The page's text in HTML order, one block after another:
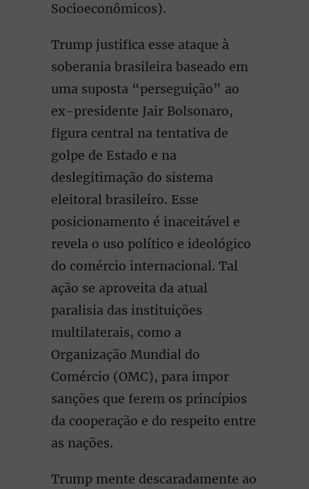
Socioeconômicos).
Trump justifica esse ataque à
soberania brasileira baseado em
uma suposta “perseguição” ao
ex-presidente Jair Bolsonaro,
figura central na tentativa de
golpe de Estado e na
deslegitimação do sistema
eleitoral brasileiro. Esse
posicionamento é inaceitável e
revela o uso político e ideológico
do comércio internacional. Tal
ação se aproveita da atual
paralisia das instituições
multilaterais, como a
Organização Mundial do
Comércio (OMC), para impor
sanções que ferem os princípios
da cooperação e do respeito entre
as nações.
Trump mente descaradamente ao